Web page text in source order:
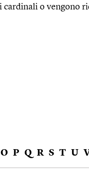
o vengono
O P Q R S T U